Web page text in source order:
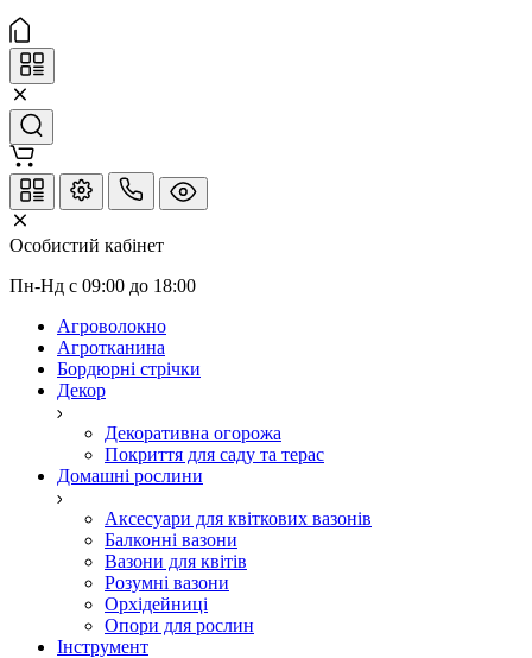
Особистий кабінет
Пн-Нд с 09:00 до 18:00
Агроволокно
Агротканина
Бордюрні стрічки
Декор
Декоративна огорожа
Покриття для саду та терас
Домашні рослини
Аксесуари для квіткових вазонів
Балконні вазони
Вазони для квітів
Розумні вазони
Орхідейниці
Опори для рослин
Інструмент